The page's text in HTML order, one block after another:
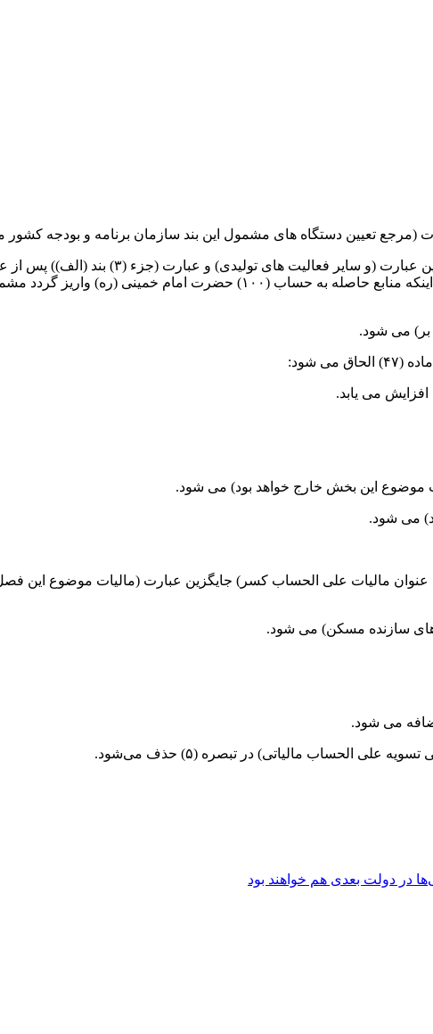
ب – در تبصره (۲)، عبارت (و واگذاری حقوق املاک و سایر
واگذاری مسکن به محرومین توسط بنیاد مسکن انقلاب اسلامی در روستاها مشروط به اینکه
که پرداخت می کنند را به عنوان مالیات علی الحساب کسر) جایگزین عبارت (مالیات
در دولت بعدی هم خواهند بود